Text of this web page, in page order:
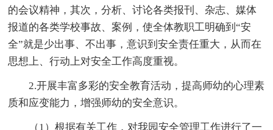
的会议精神，其次，分析、讨论各类报刊、杂志、媒体
报道的各类学校事故、案例，使全体教职工明确到“安
全”就是少出事、不出事，意识到安全责任重大，从而在
思想上、行动上对安全工作高度重视。
2.开展丰富多彩的安全教育活动，提高师幼的心理素
质和应变能力，增强师幼的安全意识。
（1）根据有关工作，对我园安全管理工作进行了一